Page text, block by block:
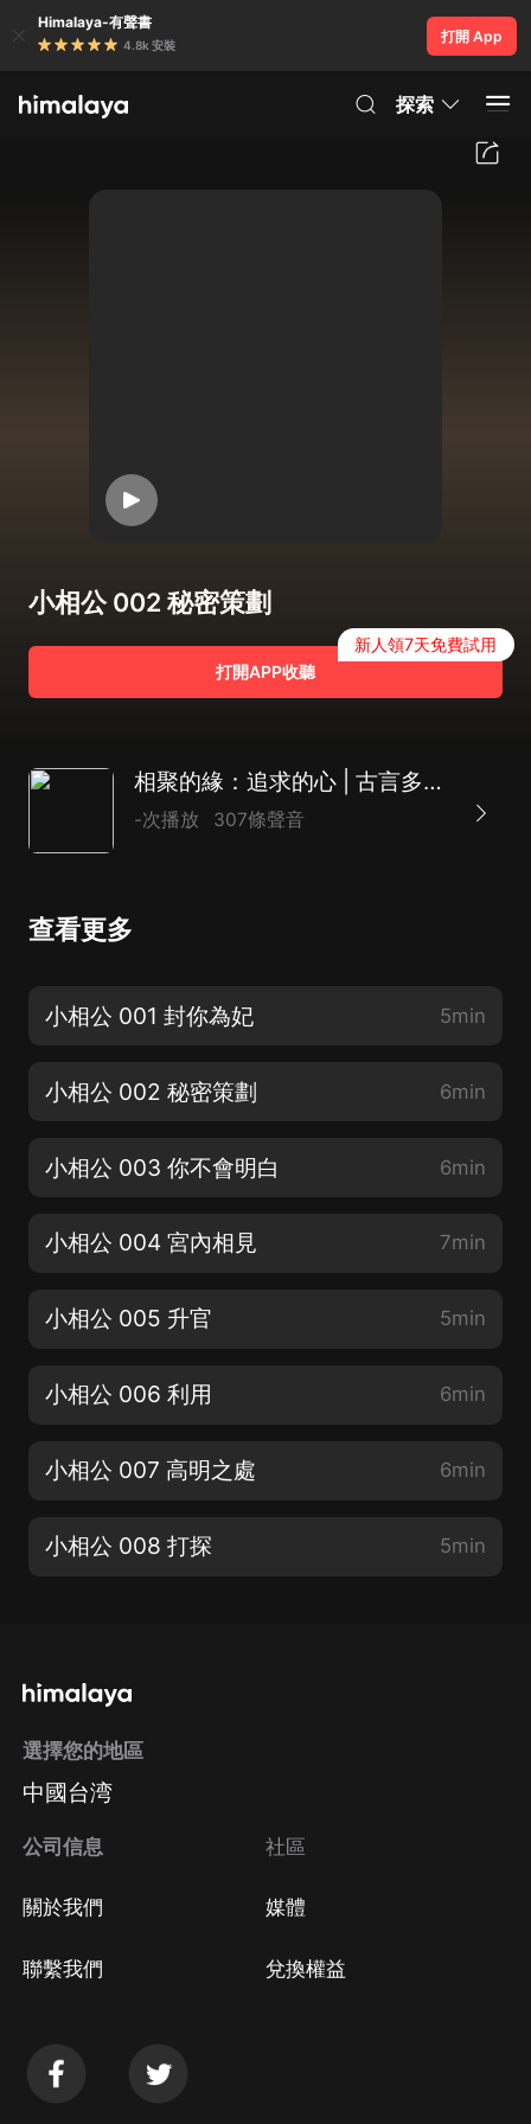
Himalaya-有聲書
4.8k 安裝
打開 App
探索
小相公 002 秘密策劃
打開APP收聽
新人領7天免費試用
相聚的緣：追求的心 | 古言多播 | 朝廷謀略
-次播放 307條聲音
查看更多
小相公 001 封你為妃 5min
小相公 002 秘密策劃 6min
小相公 003 你不會明白 6min
小相公 004 宮內相見 7min
小相公 005 升官 5min
小相公 006 利用 6min
小相公 007 高明之處 6min
小相公 008 打探 5min
選擇您的地區
中國台湾
公司信息
關於我們
聯繫我們
社區
媒體
兌換權益